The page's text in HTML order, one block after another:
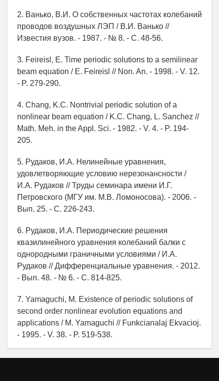
2. Ванько, В.И. О собственных частотах колебаний
проводов воздушных ЛЭП / В.И. Ванько //
Известия вузов. - 1987. - № 8. - С. 48-56.
3. Feireisl, E. Time periodic solutions to a semilinear
beam equation / E. Feireisl // Non. An. - 1998. - V. 12.
- P. 279-290.
4. Chang, K.C. Nontrivial periodic solution of a
nonlinear beam equation / K.C. Chang, L. Sanchez //
Math. Meh. in the Appl. Sci. - 1982. - V. 4. - P. 194-
205.
5. Рудаков, И.А. Нелинейные уравнения,
удовлетворяющие условию нерезонансности /
И.А. Рудаков // Труды семинара имени И.Г.
Петровского (МГУ им. М.В. Ломоносова). - 2006. -
Вып. 25. - С. 226-243.
6. Рудаков, И.А. Периодические решения
квазилинейного уравнения колебаний балки с
однородными граничными условиями / И.А.
Рудаков // Дифференциальные уравнения. - 2012.
- Вып. 48. - № 6. - С. 814-825.
7. Yamaguchi, M. Existence of periodic solutions of
second order nonlinear evolution equations and
applications / M. Yamaguchi // Funkcianalaj Ekvacioj.
- 1995. - V. 38. - P. 519-538.